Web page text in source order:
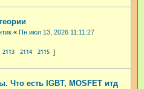
« Пн июл 13, 2026 11:11:27
2113 2114 2115
Что есть IGBT, MOSFET итд